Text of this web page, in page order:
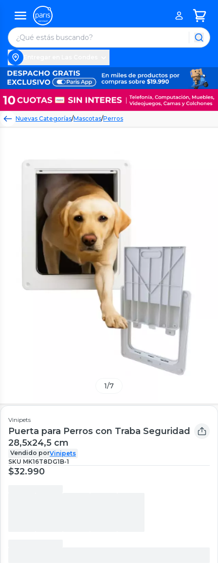
Nuevas Categorías/Mascotas/Perros
1/7
Vinipets
Puerta para Perros con Traba Seguridad
28,5x24,5 cm
Vendido porVinipets
SKU MK16T8DG1B-1
$32.990